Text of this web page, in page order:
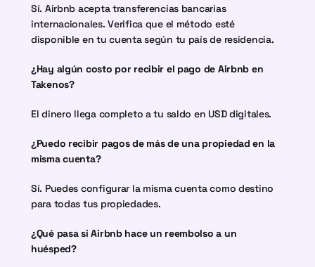
Sí. Airbnb acepta transferencias bancarias
internacionales. Verifica que el método esté
disponible en tu cuenta según tu país de residencia.
¿Hay algún costo por recibir el pago de Airbnb en
Takenos?
El dinero llega completo a tu saldo en USD digitales.
¿Puedo recibir pagos de más de una propiedad en la
misma cuenta?
Sí. Puedes configurar la misma cuenta como destino
para todas tus propiedades.
¿Qué pasa si Airbnb hace un reembolso a un
huésped?